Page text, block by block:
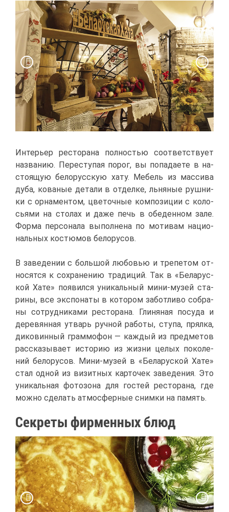
Ин­те­рьер ре­сто­ра­на пол­но­стью со­от­вет­ству­ет
на­зва­нию. Пе­ре­сту­пая по­рог, вы по­па­да­е­те в на­
сто­я­щую бе­ло­рус­скую ха­ту. Ме­бель из мас­си­ва
ду­ба, ко­ва­ные де­та­ли в от­дел­ке, льня­ные руш­ни­
ки с ор­на­мен­том, цве­точ­ные ком­по­зи­ции с ко­ло­
сья­ми на сто­лах и да­же печь в обе­ден­ном за­ле.
Фор­ма пер­со­на­ла вы­пол­не­на по мо­ти­вам на­ци­о­
наль­ных ко­стю­мов бе­ло­ру­сов.
В за­ве­де­нии с боль­шой лю­бо­вью и тре­пе­том от­
но­сят­ся к со­хра­не­нию тра­ди­ций. Так в «Бе­ла­рус­
кой Ха­те» по­явил­ся уни­каль­ный ми­ни-му­зей ста­
ри­ны, все экс­по­на­ты в ко­то­ром за­бот­ли­во со­бра­
ны со­труд­ни­ка­ми ре­сто­ра­на. Гли­ня­ная по­су­да и
де­ре­вян­ная утварь руч­ной ра­бо­ты, сту­па, прял­ка,
ди­ко­вин­ный грам­мо­фон — каж­дый из пред­ме­тов
рас­ска­зы­ва­ет ис­то­рию из жиз­ни це­лых по­ко­ле­
ний бе­ло­ру­сов. Ми­ни-му­зей в «Бе­ла­рус­кой Ха­те»
стал од­ной из ви­зит­ных кар­то­чек за­ве­де­ния. Это
уни­каль­ная фо­то­зо­на для го­стей ре­сто­ра­на, где
мож­но сде­лать ат­мо­сфер­ные сним­ки на па­мять.
Сек­ре­ты фир­мен­ных блюд